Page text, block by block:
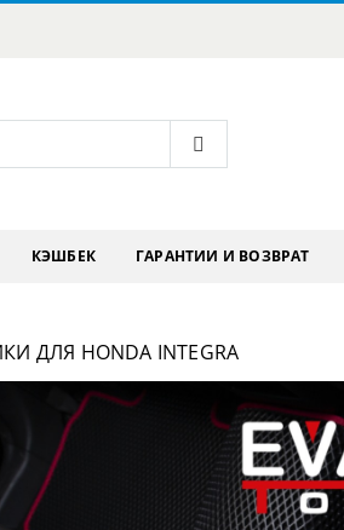
КЭШБЕК ГАРАНТИИ И ВОЗВРАТ
ДЛЯ HONDA INTEGRA